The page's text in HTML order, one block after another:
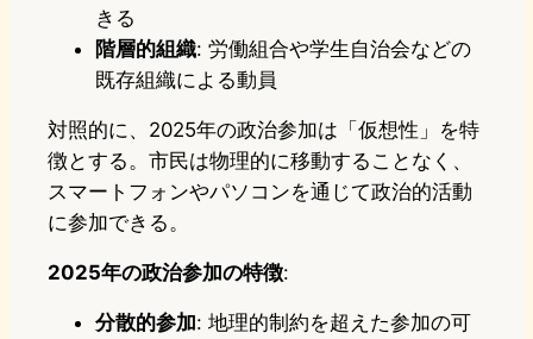
きる
階層的組織: 労働組合や学生自治会などの
既存組織による動員
対照的に、2025年の政治参加は「仮想性」を特
徴とする。市民は物理的に移動することなく、
スマートフォンやパソコンを通じて政治的活動
に参加できる。
2025年の政治参加の特徴:
分散的参加: 地理的制約を超えた参加の可